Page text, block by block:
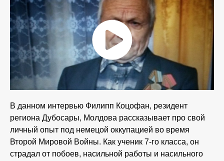
В данном интервью Филипп Коцофан, резидент
региона Дубосары, Молдова рассказывает про свой
личный опыт под немецой оккупацией во время
Второй Мировой Войны. Как ученик 7-го класса, он
страдал от побоев, насильной работы и насильного